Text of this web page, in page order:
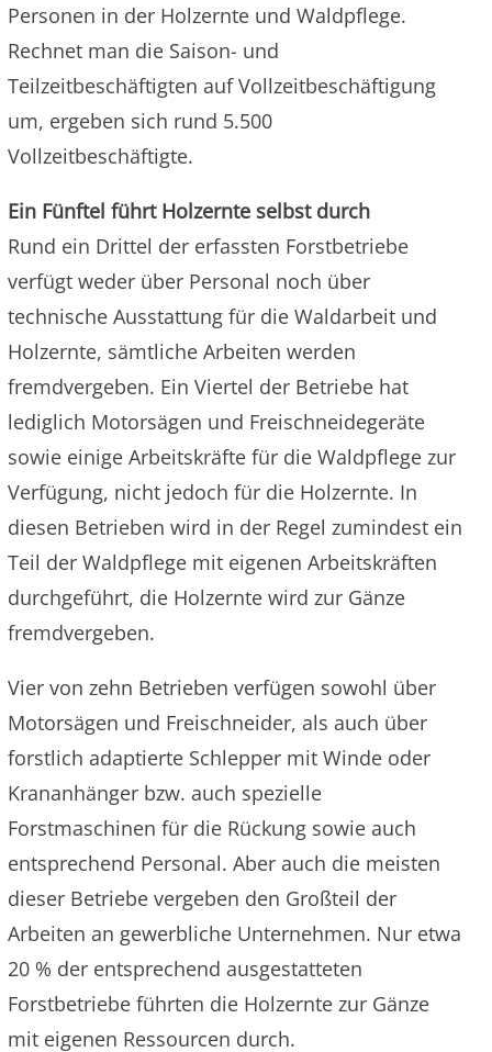
Personen in der Holzernte und Waldpflege.
Rechnet man die Saison- und
Teilzeitbeschäftigten auf Vollzeitbeschäftigung
um, ergeben sich rund 5.500
Vollzeitbeschäftigte.
Ein Fünftel führt Holzernte selbst durch
Rund ein Drittel der erfassten Forstbetriebe
verfügt weder über Personal noch über
technische Ausstattung für die Waldarbeit und
Holzernte, sämtliche Arbeiten werden
fremdvergeben. Ein Viertel der Betriebe hat
lediglich Motorsägen und Freischneidegeräte
sowie einige Arbeitskräfte für die Waldpflege zur
Verfügung, nicht jedoch für die Holzernte. In
diesen Betrieben wird in der Regel zumindest ein
Teil der Waldpflege mit eigenen Arbeitskräften
durchgeführt, die Holzernte wird zur Gänze
fremdvergeben.
Vier von zehn Betrieben verfügen sowohl über
Motorsägen und Freischneider, als auch über
forstlich adaptierte Schlepper mit Winde oder
Krananhänger bzw. auch spezielle
Forstmaschinen für die Rückung sowie auch
entsprechend Personal. Aber auch die meisten
dieser Betriebe vergeben den Großteil der
Arbeiten an gewerbliche Unternehmen. Nur etwa
20 % der entsprechend ausgestatteten
Forstbetriebe führten die Holzernte zur Gänze
mit eigenen Ressourcen durch.